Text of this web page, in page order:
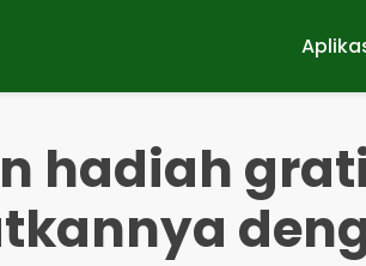
hadiah